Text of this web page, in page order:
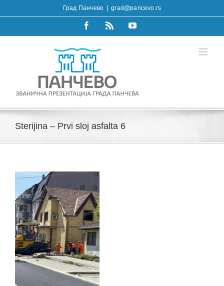
to
Град Панчево grad@pancevo.rs
FacebookRss YouTube
Sterijina – Prvi sloj asfalta 6